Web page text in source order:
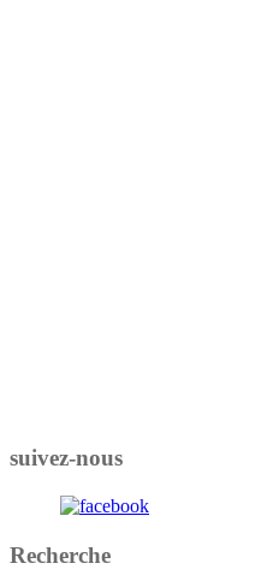
suivez-nous
Recherche